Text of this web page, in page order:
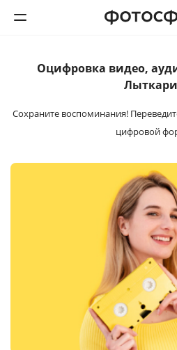
Печать фото
Фотокниги
Багетная мастерская
Услуги и сервис
Оцифровка видео,
Сохраните воспоминания!
цифровой